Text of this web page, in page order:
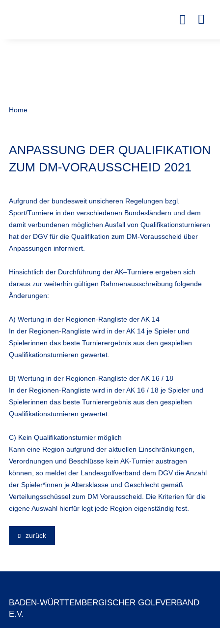
Home
ANPASSUNG DER QUALIFIKATION
ZUM DM-VORAUSSCHEID 2021
Aufgrund der bundesweit unsicheren Regelungen bzgl.
Sport/Turniere in den verschiedenen Bundesländern und dem
damit verbundenen möglichen Ausfall von Qualifikationsturnieren
hat der DGV für die Qualifikation zum DM-Vorausscheid über
Anpassungen informiert.
Hinsichtlich der Durchführung der AK–Turniere ergeben sich
daraus zur weiterhin gültigen Rahmenausschreibung folgende
Änderungen:
A) Wertung in der Regionen-Rangliste der AK 14
In der Regionen-Rangliste wird in der AK 14 je Spieler und
Spielerinnen das beste Turnierergebnis aus den gespielten
Qualifikationsturnieren gewertet.
B) Wertung in der Regionen-Rangliste der AK 16 / 18
In der Regionen-Rangliste wird in der AK 16 / 18 je Spieler und
Spielerinnen das beste Turnierergebnis aus den gespielten
Qualifikationsturnieren gewertet.
C) Kein Qualifikationsturnier möglich
Kann eine Region aufgrund der aktuellen Einschränkungen,
Verordnungen und Beschlüsse kein AK-Turnier austragen
können, so meldet der Landesgolfverband dem DGV die Anzahl
der Spieler*innen je Altersklasse und Geschlecht gemäß
Verteilungsschüssel zum DM Vorausscheid. Die Kriterien für die
eigene Auswahl hierfür legt jede Region eigenständig fest.
zurück
BADEN-WÜRTTEMBERGISCHER GOLFVERBAND
E.V.